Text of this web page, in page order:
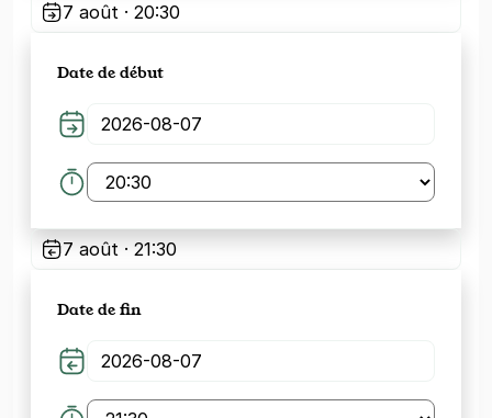
7 août · 20:30
Date de début
7 août · 21:30
Date de fin